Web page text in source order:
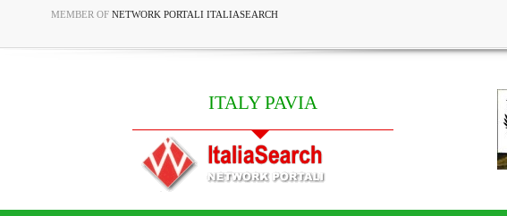
MEMBER OF NETWORK PORTALI ITALIASEARCH
ITALY PAVIA